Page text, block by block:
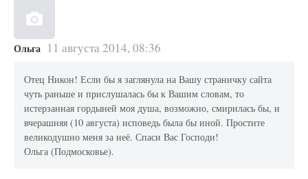
Ольга 11 августа 2014, 08:36
Отец Никон! Если бы я заглянула на Вашу страничку сайта
чуть раньше и прислушалась бы к Вашим словам, то
истерзанная гордыней моя душа, возможно, смирилась бы, и
вчерашняя (10 августа) исповедь была бы иной. Простите
великодушно меня за неё. Спаси Вас Господи!
Ольга (Подмосковье).